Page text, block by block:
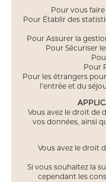
Pour vous
Pour Établir des
Pour Assurer la
Pour Sécuriser
Pour
Pour les étrangers
l’entrée et du
Vous avez le droit de
vos données, ainsi
Vous avez le droit
Si vous souhaitez la
cependant les